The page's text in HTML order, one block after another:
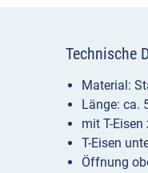
Technische
Material:
Länge: ca.
mit T-
T-Eisen
Öffnung